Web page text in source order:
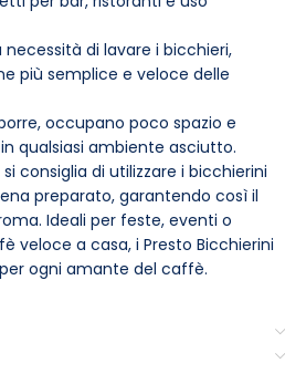
necessità di lavare i bicchieri,
più semplice e veloce delle
occupano poco spazio e
qualsiasi ambiente asciutto.
consiglia di utilizzare i bicchierini
preparato, garantendo così il
Ideali per feste, eventi o
veloce a casa, i Presto Bicchierini
ogni amante del caffè.